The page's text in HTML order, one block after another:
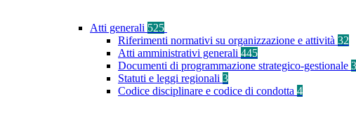
Atti generali 525
Riferimenti normativi su organizzazione e attività 32
Atti amministrativi generali 445
Documenti di programmazione strategico-gestionale
Statuti e leggi regionali 3
Codice disciplinare e codice di condotta 4